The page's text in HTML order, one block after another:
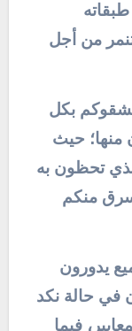
من أجل
بكل
منها؛ حيث
تحظون به
منكم
يدورون
في حالة نكد
فيما